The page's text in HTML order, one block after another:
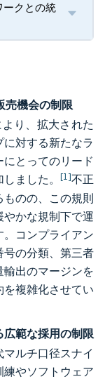
ークとの統
売機会の制限
り、拡大された
対する新たなラ
とってのリード
ました。 [1]不正
のの、この規則
かな規制下で運
コンプライアン
号の分類、第三者
出のマージンを
複雑化させてい
範な採用の制限
ルチ口径スナイ
やソフトウェア